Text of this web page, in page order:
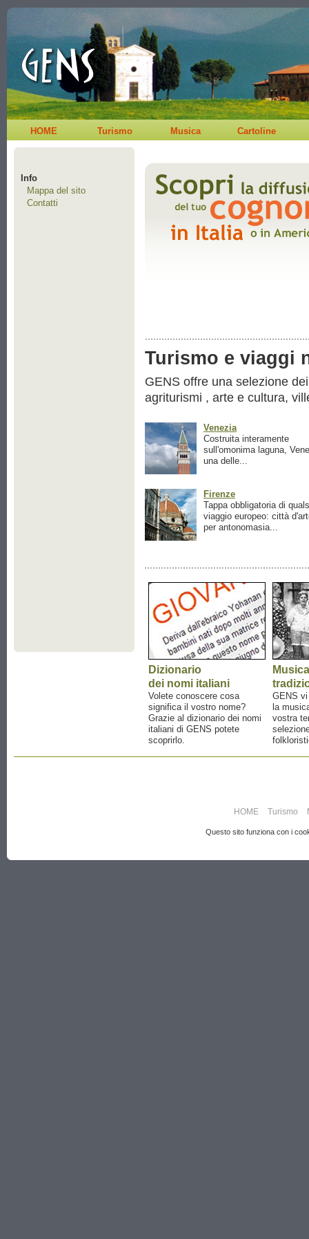
HOME Turismo Musica Cartoline
Info
Mappa del sito
Contatti
Turismo e viaggi
GENS offre una selezione
agriturismi , arte e cultura,
Venezia
Costruita interamente
sull'omonima laguna,
una delle...
Firenze
Tappa obbligatoria di
viaggio europeo: città
per antonomasia...
Dizionario
dei nomi italiani
Volete conoscere cosa
significa il vostro nome?
Grazie al dizionario dei nomi
italiani di GENS potete
scoprirlo.
Musica
GENS
la
vostra
HOME Turismo
Questo sito funziona con i